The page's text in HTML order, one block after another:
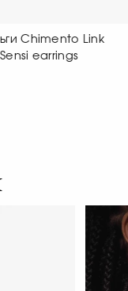
Серьги Chimento
Aeternitas